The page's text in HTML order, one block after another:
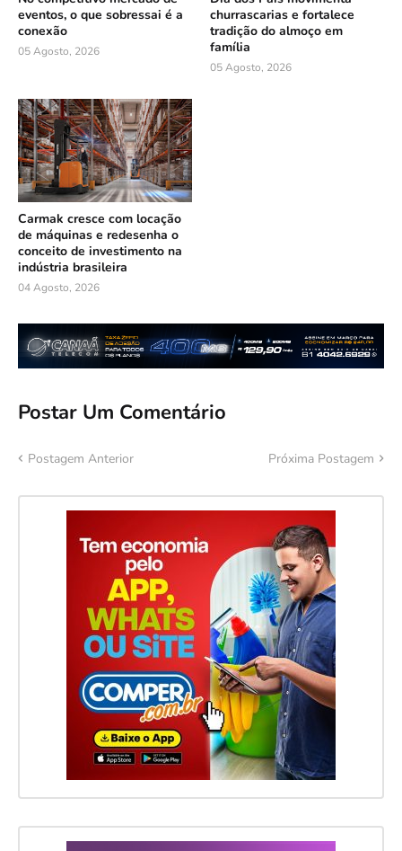
eventos, o que sobressai é a
conexão
05 Agosto, 2026
churrascarias e fortalece
tradição do almoço em
família
05 Agosto, 2026
Carmak cresce com locação
de máquinas e redesenha o
conceito de investimento na
indústria brasileira
04 Agosto, 2026
Postar Um Comentário
Postagem Anterior Próxima Postagem